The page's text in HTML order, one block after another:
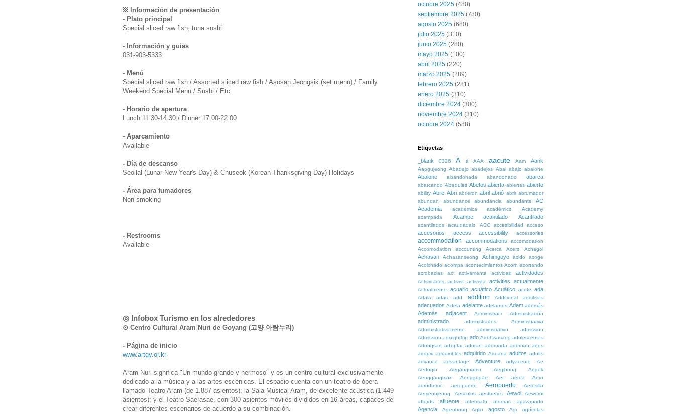
※ Información de presentación
- Plato principal
Special sliced raw fish, tuna sushi
- Información y guías
031-903-5333
- Menú
Special sliced raw fish / Assorted sliced raw fish / Asosan Jeongsik (set menu) / Family
Weekend Special Menu / Sushi / Etc.
- Horario de apertura
Lunch 11:30-14:30 / Dinner 17:00-22:00
- Aparcamiento
Available
- Día de descanso
Seollal (Lunar New Year's Day) & Chuseok (Korean Thanksgiving Day) Holidays
- Área para fumadores
Non-smoking
- Restrooms
Available
◎ Infobox Turismo en los alrededores
⊙ Centro Cultural Aram Nuri de Goyang (고양 아람누리)
- Página de inicio
www.artgy.or.kr
Aram Nuri significa "Un mundo grande y hermoso" y es un centro cultural exclusivamente
dedicado a la música y a las artes escénicas. El espacio cuenta con un teatro de ópera
llamado Teatro Aram (de 1.887 asientos); la Sala Musical Aram, de excelente acústica (1.449
asientos); y el Teatro Saerasae, con 300 asientos móviles divididos en 16 áreas, capaces de
crear diferentes escenarios de acuerdo a su combinación.
octubre 2025 (480)
septiembre 2025 (780)
agosto 2025 (680)
julio 2025 (310)
junio 2025 (280)
mayo 2025 (100)
abril 2025 (220)
marzo 2025 (289)
febrero 2025 (281)
enero 2025 (310)
diciembre 2024 (300)
noviembre 2024 (310)
octubre 2024 (588)
Etiquetas
_blank 0326 A à AAA aacute Aam Aank
Aapgujeong Abadejo abadejos Abai abajo abalone
Abalone abandonada abandonado abarca
abarcando Abedules Abetos abierta abiertas abierto
ability Abre Abri abrieron abril abrió abrir abrumador
abundan
abundance abundancia abundante
AC
Academia
académica académico
Academy
acampada
Acampe acantilado Acantilado
acantilados acaudadalo ACC accesibilidad acceso
accesorios access accessibility accessories
accommodation accommodations
accomodation
Accomodation
accounting Acerca Acero Achagol
Achasan Achasanseong Achimgoyo ácido
acoge
Acolchado acompa acontecimientos Acorn acortando
acrobacias
act activamente actividad actividades
Actividades activist activista activities actualmente
Actualmente acuario acuático Acuático acute ada
Adala adas add addition Additional additives
adecuados Adela adelante adelantos Adem además
Además adjacent Administraci Administración
administrado administrados
Administrativa
Administrativamente
administrativo
admission
Admission adnighttrip ado Adohwasang adolescentes
Adongsan adoptar adoran adornada adornan ados
adquiri adquiribles adquirido Aduana adultos adults
advance
advantage Adventure adyacente
Ae
Aedogin
Aegangnamu Aegibong
Aegok
Aenggangman
Aenggogae Aer aérea
Aero
aeródromo
aeropuerto Aeropuerto
Aerosilla
Aeryeonjeong
Aesculus aesthetics Aewol
Aeworui
affords
afluente aftermath afueras agazapado
Agencia Ageobong Aglio agosto Agr
agrícolas